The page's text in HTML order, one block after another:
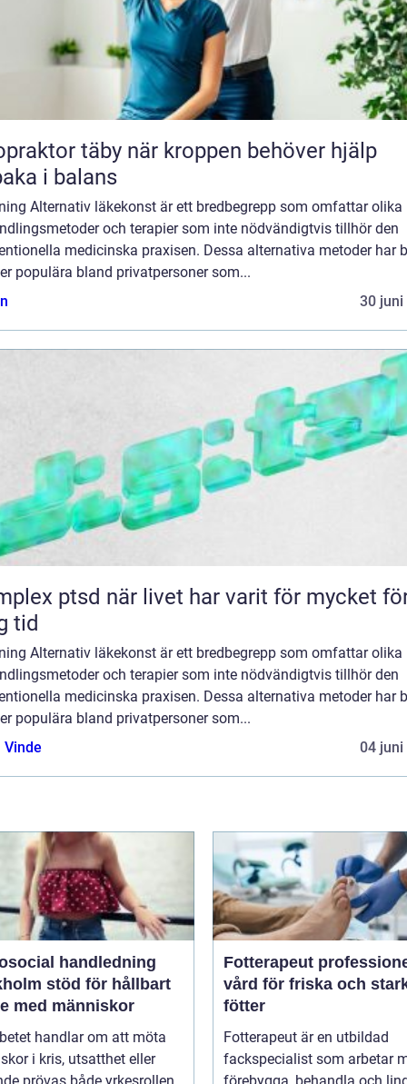
täby när kroppen behöver hjälp
i balans
Alternativ läkekonst är ett bredbegrepp som omfattar olika
och terapier som inte nödvändigtvis tillhör den
medicinska praxisen. Dessa alternativa metoder har
populära bland privatpersoner som...
30 juni
när livet har varit för mycket för
tid
Alternativ läkekonst är ett bredbegrepp som omfattar olika
och terapier som inte nödvändigtvis tillhör den
medicinska praxisen. Dessa alternativa metoder har
populära bland privatpersoner som...
Vinde
04 juni
handledning
för hållbart
med människor
handlar om att möta
i kris, utsatthet eller
Fotterapeut professionell
vård för friska och
fötter
Fotterapeut är en utbildad
fackspecialist som arbetar